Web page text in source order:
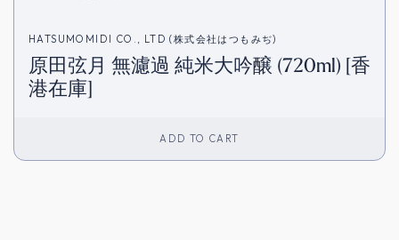
HATSUMOMIDI CO., LTD (株式会社はつもみぢ)
原田弦月 無濾過 純米大吟醸 (720ml) [香
港在庫]
ADD TO CART